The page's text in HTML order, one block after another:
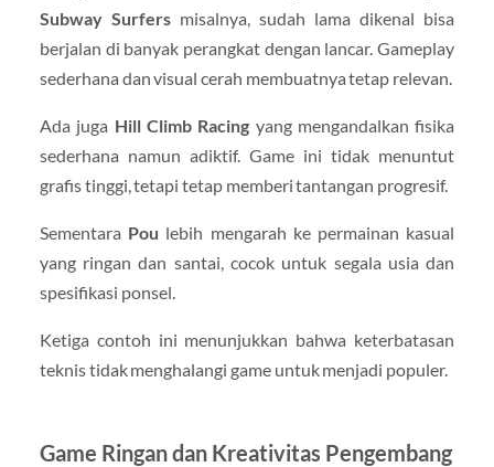
Subway Surfersmisalnya, sudah lama dikenal bisa
berjalan di banyak perangkat dengan lancar. Gameplay
sederhana dan visual cerah membuatnya tetap relevan.
Ada juga Hill Climb Racing yang mengandalkan fisika
sederhana namun adiktif. Game ini tidak menuntut
grafis tinggi, tetapi tetap memberi tantangan progresif.
Sementara Pou lebih mengarah ke permainan kasual
yang ringan dan santai, cocok untuk segala usia dan
spesifikasi ponsel.
Ketiga contoh ini menunjukkan bahwa keterbatasan
teknis tidak menghalangi game untuk menjadi populer.
Game Ringan dan Kreativitas Pengembang